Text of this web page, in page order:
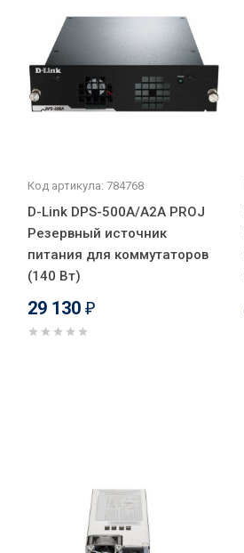
Код артикула: 784768
D-Link DPS-500A/A2A PROJ
Резервный источник
питания для коммутаторов
(140 Вт)
29 130 ₽